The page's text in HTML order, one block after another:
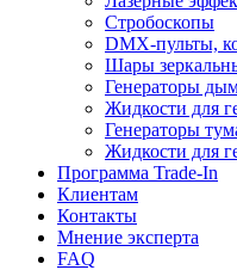
Стробоскопы
DMX-пульты,
Шары
Генераторы
Жидкости для
Генераторы
Жидкости для
Программа Trade-In
Клиентам
Контакты
Мнение эксперта
FAQ